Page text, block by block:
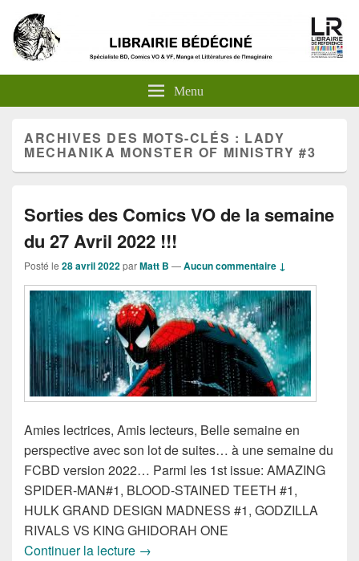
Menu
ARCHIVES DES MOTS-CLÉS : LADY
MECHANIKA MONSTER OF MINISTRY #3
Sorties des Comics VO de la semaine
du 27 Avril 2022 !!!
Posté le 28 avril 2022parMatt B —Aucun commentaire ↓
Amies lectrices, Amis lecteurs, Belle semaine en
perspective avec son lot de suites… à une semaine du
FCBD version 2022… Parmi les 1st issue: AMAZING
SPIDER-MAN#1, BLOOD-STAINED TEETH #1,
HULK GRAND DESIGN MADNESS #1, GODZILLA
RIVALS VS KING GHIDORAH ONE
Continuer la lecture Sorties des Comics VO de la semaine
→